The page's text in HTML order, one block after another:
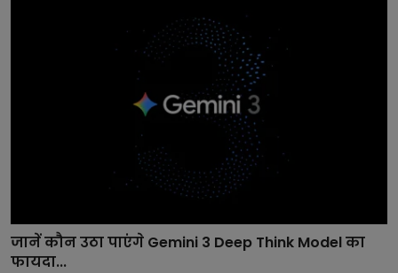
जानें कौन उठा पाएंगे Gemini 3 Deep Think Model का
फायदा...